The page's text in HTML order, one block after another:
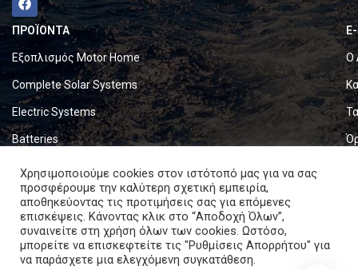
ΠΡΟΪΟΝΤΑ
Εξοπλισμός Motor Home
Complete Solar Systems
Electric Systems
Batteries
Set & Fold Solar Panels
Marine Equipment
Ο
Copyright © 2024. All rights reserved.
Χρησιμοποιούμε cookies στον ιστότοπό μας για να σας
προσφέρουμε την καλύτερη σχετική εμπειρία,
αποθηκεύοντας τις προτιμήσεις σας για επόμενες
επισκέψεις. Κάνοντας κλικ στο “Αποδοχή Όλων”,
συναινείτε στη χρήση όλων των cookies. Ωστόσο,
μπορείτε να επισκεφτείτε τις "Ρυθμίσεις Απορρήτου" για
να παράσχετε μια ελεγχόμενη συγκατάθεση.